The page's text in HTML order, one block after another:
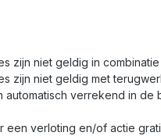
zijn niet geldig in
zijn niet geldig met
automatisch verrekend in
een verloting en/of actie